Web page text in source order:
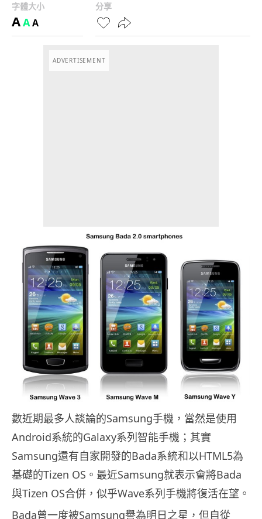
字體大小
AAA
分享
ADVERTISEMENT
數近期最多人談論的Samsung手機，當然是使用
Android系統的Galaxy系列智能手機；其實
Samsung還有自家開發的Bada系統和以HTML5為
基礎的Tizen OS。最近Samsung就表示會將Bada
與Tizen OS合併，似乎Wave系列手機將復活在望。
Bada曾一度被Samsung譽為明日之星，但自從